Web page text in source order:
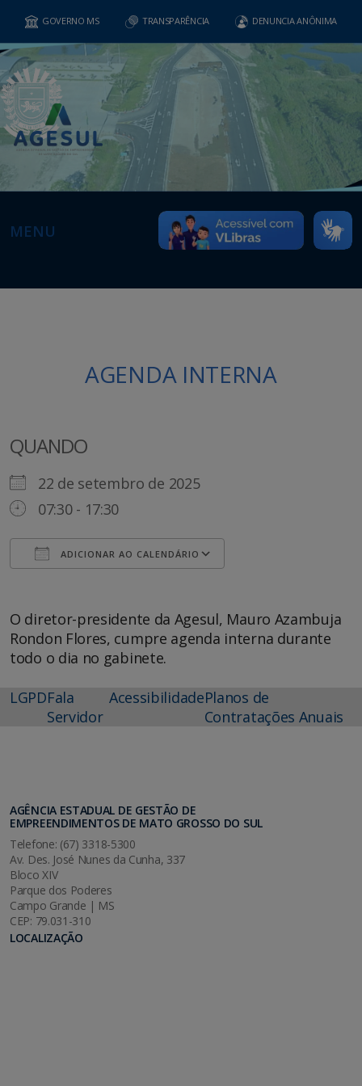
GOVERNO MS TRANSPARÊNCIA DENUNCIA ANÔNIMA
MENU
AGENDA INTERNA
QUANDO
22 de setembro de 2025
07:30 - 17:30
ADICIONAR AO CALENDÁRIO
O diretor-presidente da Agesul, Mauro Azambuja
Rondon Flores, cumpre agenda interna durante
todo o dia no gabinete.
LGPDFala
Servidor
AcessibilidadePlanos de
Contratações Anuais
AGÊNCIA ESTADUAL DE GESTÃO DE
EMPREENDIMENTOS DE MATO GROSSO DO SUL
Telefone: (67) 3318-5300
Av. Des. José Nunes da Cunha, 337
Bloco XIV
Parque dos Poderes
Campo Grande | MS
CEP: 79.031-310
LOCALIZAÇÃO